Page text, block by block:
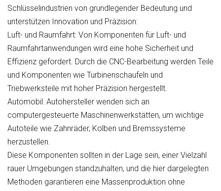
Schlüsselindustrien von grundlegender Bedeutung und
unterstützen Innovation und Präzision:
Luft- und Raumfahrt: Von Komponenten für Luft- und
Raumfahrtanwendungen wird eine hohe Sicherheit und
Effizienz gefordert. Durch die CNC-Bearbeitung werden Teile
und Komponenten wie Turbinenschaufeln und
Triebwerksteile mit hoher Präzision hergestellt.
Automobil: Autohersteller wenden sich an
computergesteuerte Maschinenwerkstätten, um wichtige
Autoteile wie Zahnräder, Kolben und Bremssysteme
herzustellen.
Diese Komponenten sollten in der Lage sein, einer Vielzahl
rauer Umgebungen standzuhalten, und die hier dargelegten
Methoden garantieren eine Massenproduktion ohne